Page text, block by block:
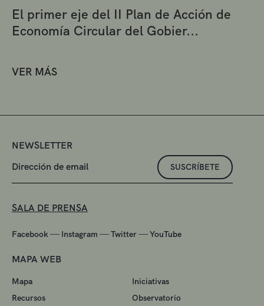
El primer eje del II Plan de Acción de
Economía Circular del Gobier...
VER MÁS
NEWSLETTER
SUSCRÍBETE
SALA DE PRENSA
Facebook — Instagram —Twitter—YouTube
MAPA WEB
Mapa
Iniciativas
Recursos
Observatorio